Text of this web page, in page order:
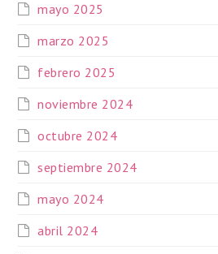
mayo 2025
marzo 2025
febrero 2025
noviembre 2024
octubre 2024
septiembre 2024
mayo 2024
abril 2024